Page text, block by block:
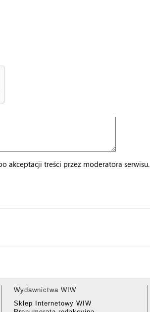
akceptacji treści przez moderatora serwisu.
Wydawnictwa WIW
Sklep Internetowy WIW